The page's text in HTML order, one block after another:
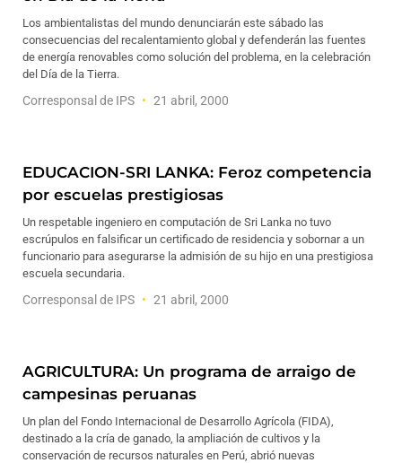
Los ambientalistas del mundo denunciarán este sábado las
consecuencias del recalentamiento global y defenderán las fuentes
de energía renovables como solución del problema, en la celebración
del Día de la Tierra.
Corresponsal de IPS 21 abril, 2000
EDUCACION-SRI LANKA: Feroz competencia
por escuelas prestigiosas
Un respetable ingeniero en computación de Sri Lanka no tuvo
escrúpulos en falsificar un certificado de residencia y sobornar a un
funcionario para asegurarse la admisión de su hijo en una prestigiosa
escuela secundaria.
Corresponsal de IPS 21 abril, 2000
AGRICULTURA: Un programa de arraigo de
campesinas peruanas
Un plan del Fondo Internacional de Desarrollo Agrícola (FIDA),
destinado a la cría de ganado, la ampliación de cultivos y la
conservación de recursos naturales en Perú, abrió nuevas